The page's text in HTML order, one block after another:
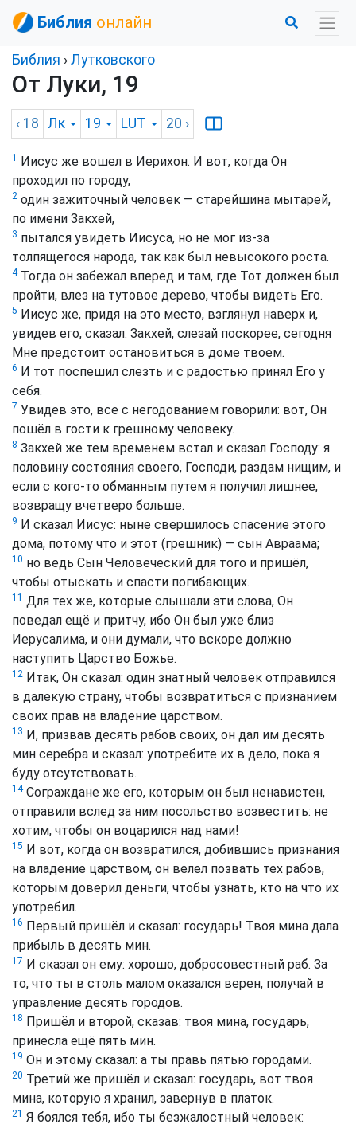
Библия онлайн
Библия › Лутковского
От Луки, 19
‹ 18 Лк 19 LUT 20 ›
1
Иисус же вошел в Иерихон. И вот, когда Он
проходил по городу,
2 один зажиточный человек — старейшина мытарей,
по имени Закхей,
3 пытался увидеть Иисуса, но не мог из-за
толпящегося народа, так как был невысокого роста.
4Тогда он забежал вперед и там, где Тот должен был
пройти, влез на тутовое дерево, чтобы видеть Его.
5 Иисус же, придя на это место, взглянул наверх и,
увидев его, сказал: Закхей, слезай поскорее, сегодня
Мне предстоит остановиться в доме твоем.
6 И тот поспешил слезть и с радостью принял Его у
себя.
7 Увидев это, все с негодованием говорили: вот, Он
пошёл в гости к грешному человеку.
8 Закхей же тем временем встал и сказал Господу: я
половину состояния своего, Господи, раздам нищим, и
если с кого-то обманным путем я получил лишнее,
возвращу вчетверо больше.
9 И сказал Иисус: ныне свершилось спасение этого
дома, потому что и этот (грешник) — сын Авраама;
10 но ведь Сын Человеческий для того и пришёл,
чтобы отыскать и спасти погибающих.
11 Для тех же, которые слышали эти слова, Он
поведал ещё и притчу, ибо Он был уже близ
Иерусалима, и они думали, что вскоре должно
наступить Царство Божье.
12 Итак, Он сказал: один знатный человек отправился
в далекую страну, чтобы возвратиться с признанием
своих прав на владение царством.
13 И, призвав десять рабов своих, он дал им десять
мин серебра и сказал: употребите их в дело, пока я
буду отсутствовать.
14Сограждане же его, которым он был ненавистен,
отправили вслед за ним посольство возвестить: не
хотим, чтобы он воцарился над нами!
15 И вот, когда он возвратился, добившись признания
на владение царством, он велел позвать тех рабов,
которым доверил деньги, чтобы узнать, кто на что их
употребил.
16 Первый пришёл и сказал: государь! Твоя мина дала
прибыль в десять мин.
17 И сказал он ему: хорошо, добросовестный раб. За
то, что ты в столь малом оказался верен, получай в
управление десять городов.
18 Пришёл и второй, сказав: твоя мина, государь,
принесла ещё пять мин.
19 Он и этому сказал: а ты правь пятью городами.
20 Третий же пришёл и сказал: государь, вот твоя
мина, которую я хранил, завернув в платок.
21 Я боялся тебя, ибо ты безжалостный человек: